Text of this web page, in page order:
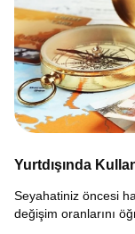
Yurtdışında
Seyahatiniz öncesi
değişim oranlarını